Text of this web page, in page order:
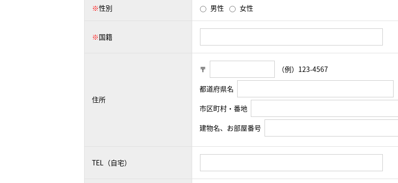
※性別 男性 女性
※国籍
住所
〒
（例）123-4567
都道府県名
市区町村・番地
建物名、お部屋番号
TEL（自宅）